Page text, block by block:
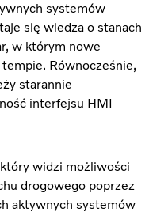
systemów
się wiedza o stanach
w którym nowe
Równocześnie,
starannie
interfejsu HMI
widzi możliwości
drogowego poprzez
aktywnych systemów